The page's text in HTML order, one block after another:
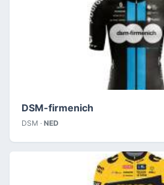
DSM-firmenich
DSM · NED